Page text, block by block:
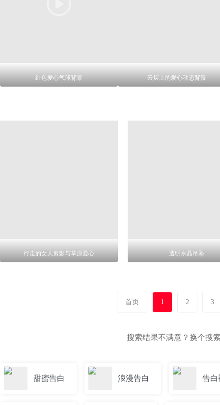
红色爱心气球背景 云层上的爱心动态背景
行走的女人剪影与草原爱心 透明水晶吊坠
首页 1 2 3
搜索结果不满意？换个搜
甜蜜告白 浪漫告白 告白